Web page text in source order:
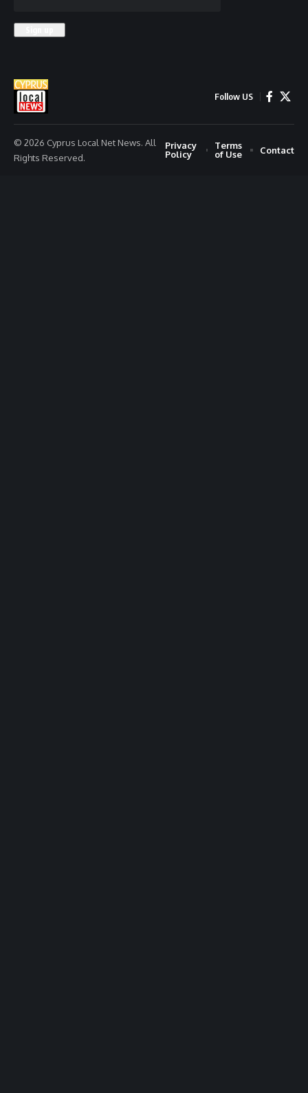
Follow US
© 2026 Cyprus Local Net News. All
Rights Reserved.
Privacy
Policy
Terms
of Use
Contact